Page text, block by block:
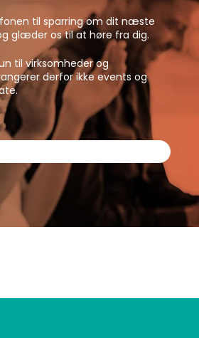
til sparring om dit næste
glæder os til at høre fra dig.
til virksomheder og
derfor ikke events og